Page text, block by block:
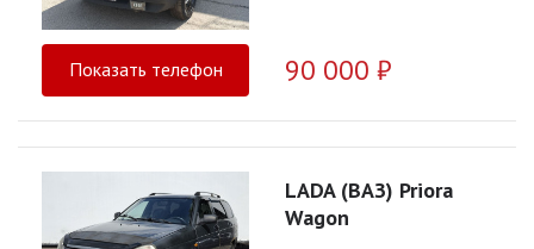
Показать телефон 90 000 ₽
LADA (ВАЗ) Priora
Wagon